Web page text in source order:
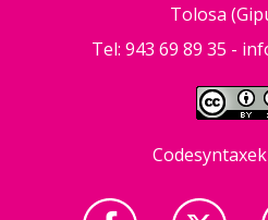
Tolosa
Tel: 943 69 89 35 -